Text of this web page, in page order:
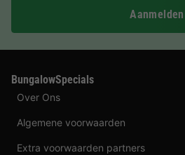
Aanmelden
BungalowSpecials
Over Ons
Algemene voorwaarden
Extra voorwaarden partners